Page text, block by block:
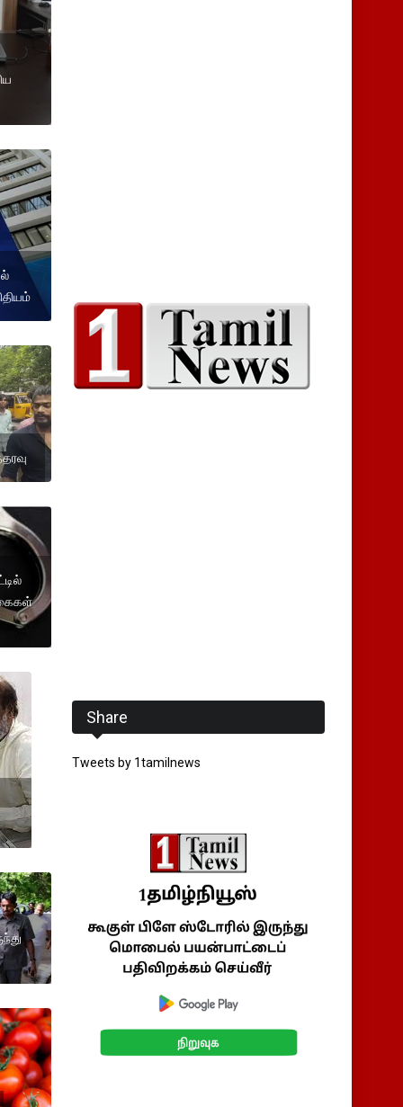
Share
Tweets by 1tamilnews